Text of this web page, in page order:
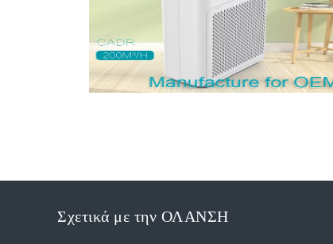
Σχετικά με την ΟΛΑΝΣΗ